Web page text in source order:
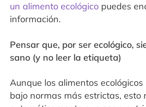
un alimento ecológico puedes
información.
Pensar que, por ser ecológico,
sano (y no leer la etiqueta)
Aunque los alimentos
bajo normas más estrictas, esto